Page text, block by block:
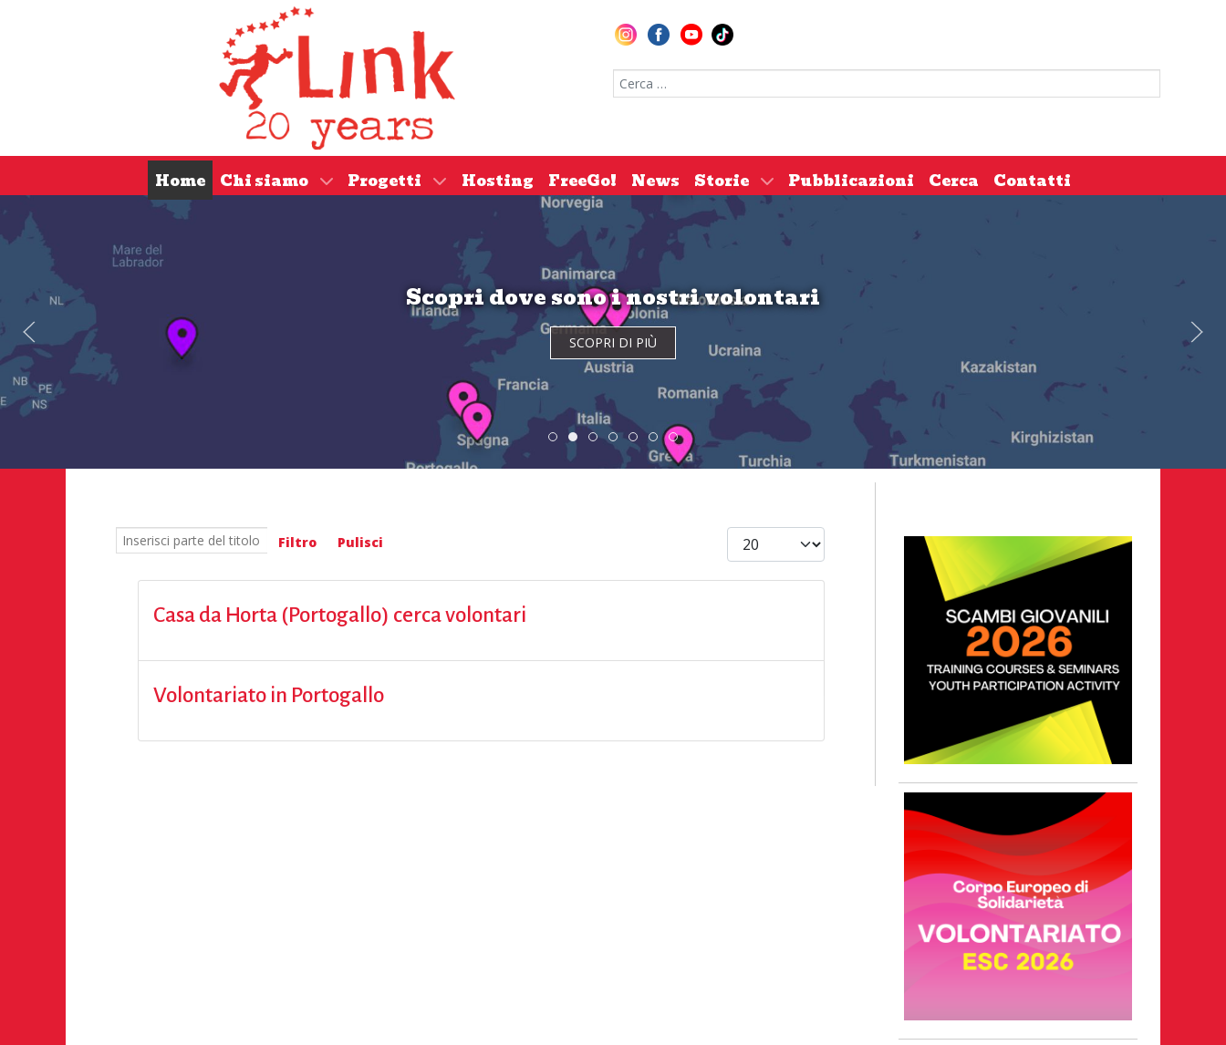
Cerca nel sito
Home Chi siamo Progetti Hosting FreeGo! News Storie Pubblicazioni Cerca Contatti
Scopri dove sono i nostri volontari
SCOPRI DI PIÙ
ESC » Volontariato internazionale
Scopri dove sono i nostri volontari
Scambio Giovanile » 19 - 28 maggio 2026
DiscoverEu Inclusion
Inserisci parte del titolo Filtro Pulisci Visualizza #
Casa da Horta (Portogallo) cerca volontari
Volontariato in Portogallo